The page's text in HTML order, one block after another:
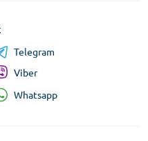
Telegram
Viber
Whatsapp